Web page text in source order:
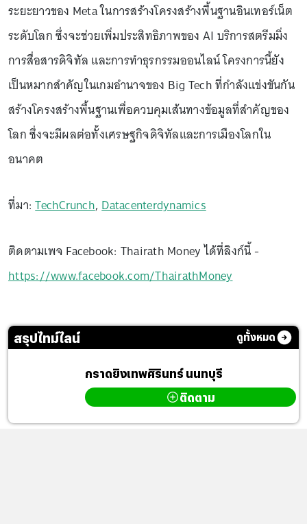
ระยะยาวของ Meta ในการสร้างโครงสร้างพื้นฐานอินเทอร์เน็ต
ระดับโลก ซึ่งจะช่วยเพิ่มประสิทธิภาพของ AI บริการสตรีมมิ่ง
การสื่อสารดิจิทัล และการทำธุรกรรมออนไลน์ โครงการนี้ยัง
เป็นหมากสำคัญในเกมอำนาจของ Big Tech ที่กำลังแข่งขันกัน
สร้างโครงสร้างพื้นฐานเพื่อควบคุมเส้นทางข้อมูลที่สำคัญของ
โลก ซึ่งจะมีผลต่อทั้งเศรษฐกิจดิจิทัลและการเมืองโลกใน
อนาคต
ที่มา:TechCrunch,Datacenterdynamics
ติดตามเพจ Facebook: Thairath Money ได้ที่ลิงก์นี้ -
https://www.facebook.com/ThairathMoney
สรุปไทม์ไลน์ ดูทั้งหมด
กราดยิงเทพศิรินทร์ นนทบุรี
ติดตาม